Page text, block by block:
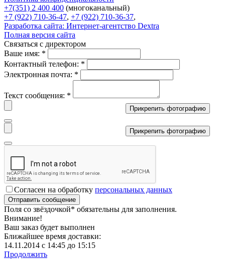
+7(351) 2 400 400 (многоканальный)
+7 (922) 710-36-47, +7 (922) 710-36-37,
Разработка сайта: Интернет-агентство Dextra
Полная версия сайта
Связаться с директором
Ваше имя: *
Контактный телефон: *
Электронная почта: *
Текст сообщения: *
Прикрепить фотографию
Прикрепить фотографию
Согласен на обработку персональных данных
Поля со звёздочкой* обязательны для заполнения.
Внимание!
Ваш заказ будет выполнен
Ближайшее время доставки:
14.11.2014 с 14:45 до 15:15
Продолжить